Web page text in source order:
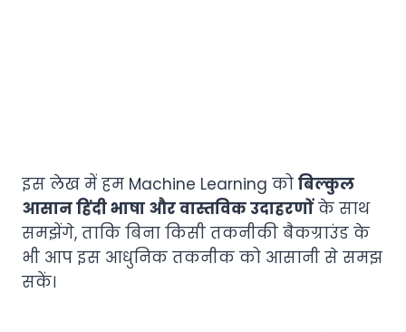
इस लेख में हम Machine Learning को बिल्कुल
आसान हिंदी भाषा और वास्तविक उदाहरणों के साथ
समझेंगे, ताकि बिना किसी तकनीकी बैकग्राउंड के
भी आप इस आधुनिक तकनीक को आसानी से समझ
सकें।